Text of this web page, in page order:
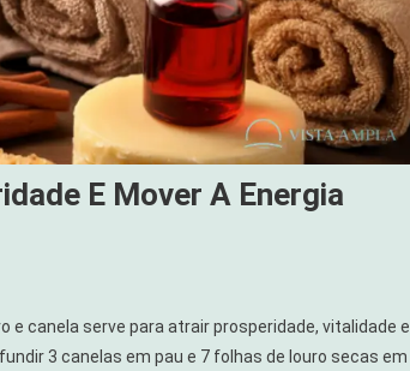
E Mover A Energia
e canela serve para atrair prosperidade, vitalidade e
3 canelas em pau e 7 folhas de louro secas em